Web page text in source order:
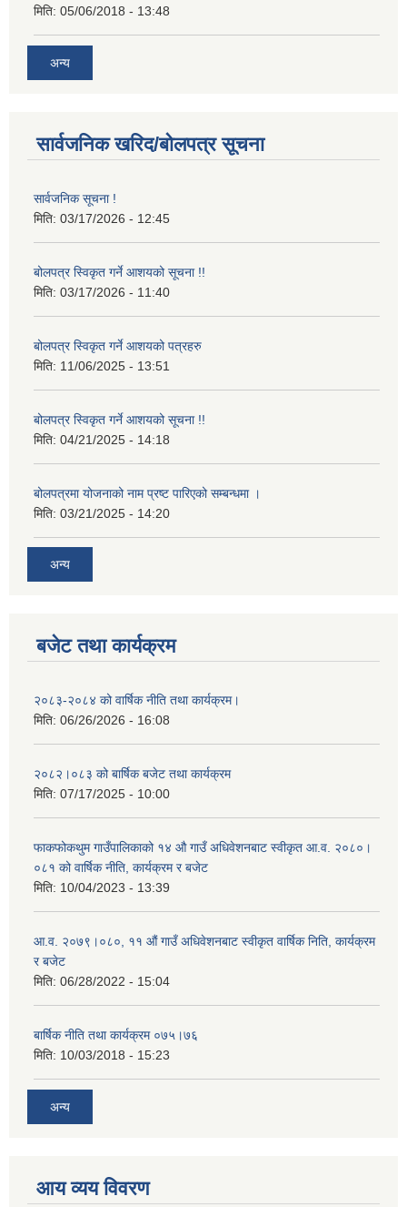
मिति: 05/06/2018 - 13:48
अन्य
सार्वजनिक खरिद/बोलपत्र सूचना
सार्वजनिक सूचना !
मिति: 03/17/2026 - 12:45
बोलपत्र स्विकृत गर्ने आशयको सूचना !!
मिति: 03/17/2026 - 11:40
बोलपत्र स्विकृत गर्ने आशयको पत्रहरु
मिति: 11/06/2025 - 13:51
बोलपत्र स्विकृत गर्ने आशयको सूचना !!
मिति: 04/21/2025 - 14:18
बोलपत्रमा योजनाको नाम प्रष्ट पारिएको सम्बन्धमा ।
मिति: 03/21/2025 - 14:20
अन्य
बजेट तथा कार्यक्रम
२०८३-२०८४ को वार्षिक नीति तथा कार्यक्रम।
मिति: 06/26/2026 - 16:08
२०८२।०८३ को बार्षिक बजेट तथा कार्यक्रम
मिति: 07/17/2025 - 10:00
फाकफोकथुम गाउँपालिकाको १४ औ गाउँ अधिवेशनबाट स्वीकृत आ.व. २०८०।
०८१ को वार्षिक नीति, कार्यक्रम र बजेट
मिति: 10/04/2023 - 13:39
आ.व. २०७९।०८०, ११ औं गाउँ अधिवेशनबाट स्वीकृत वार्षिक निति, कार्यक्रम
र बजेट
मिति: 06/28/2022 - 15:04
बार्षिक नीति तथा कार्यक्रम ०७५।७६
मिति: 10/03/2018 - 15:23
अन्य
आय व्यय विवरण